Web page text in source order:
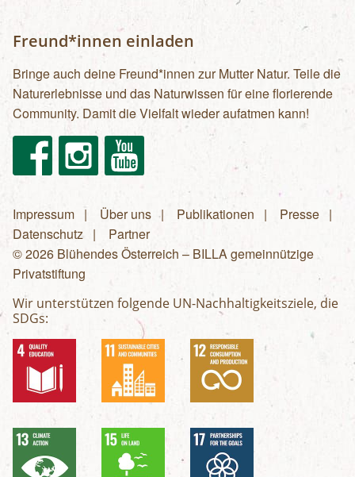
Freund*innen einladen
Bringe auch deine Freund*innen zur Mutter Natur. Teile die
Naturerlebnisse und das Naturwissen für eine florierende
Community. Damit die Vielfalt wieder aufatmen kann!
FacebookInstagram Youtube
Fußzeilenmenü
Impressum Über uns Publikationen
Presse
Datenschutz
Partner
© 2026 Blühendes Österreich – BILLA gemeinnützige
Privatstiftung
Wir unterstützen folgende UN-Nachhaltigkeitsziele, die
SDGs: